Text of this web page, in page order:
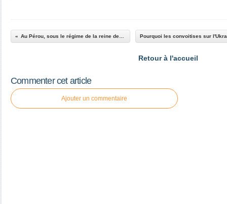
Retour à l'accueil
Commenter cet article
Ajouter un commentaire